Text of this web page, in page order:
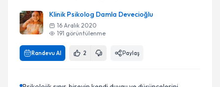
Klinik Psikolog Damla Devecioğlu
16 Aralık 2020
191 görüntülenme
Randevu Al 2 Paylaş